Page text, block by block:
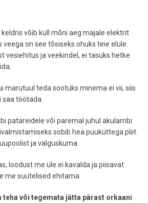
võib küll mõni aeg majale elektrit
on see tõsiseks ohuks teie elule.
vesiehitus ja veekindel, ei tasuks hetke
marutuul teda sootuks minema ei vii, siis
töötada.
patareidele või paremal juhul akulambi
sobib hea puuküttega pliit.
ja valguskuma.
loodust me üle ei kavalda ja piisavat
me suutelised ehitama.
teha või tegemata jätta pärast orkaani